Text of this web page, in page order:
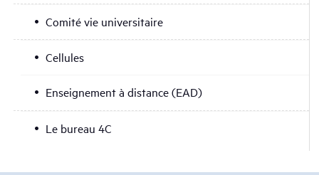
Comité vie universitaire
Cellules
Enseignement à distance (EAD)
Le bureau 4C